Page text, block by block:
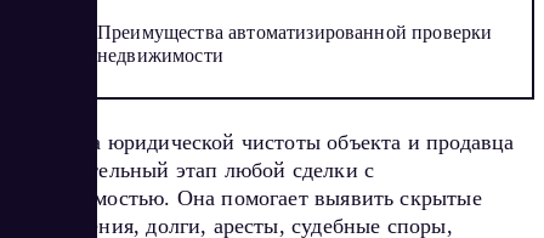
Преимущества автоматизированной проверки
недвижимости
Проверка юридической чистоты объекта и продавца
— обязательный этап любой сделки с
недвижимостью. Она помогает выявить скрытые
обременения, долги, аресты, судебные споры,